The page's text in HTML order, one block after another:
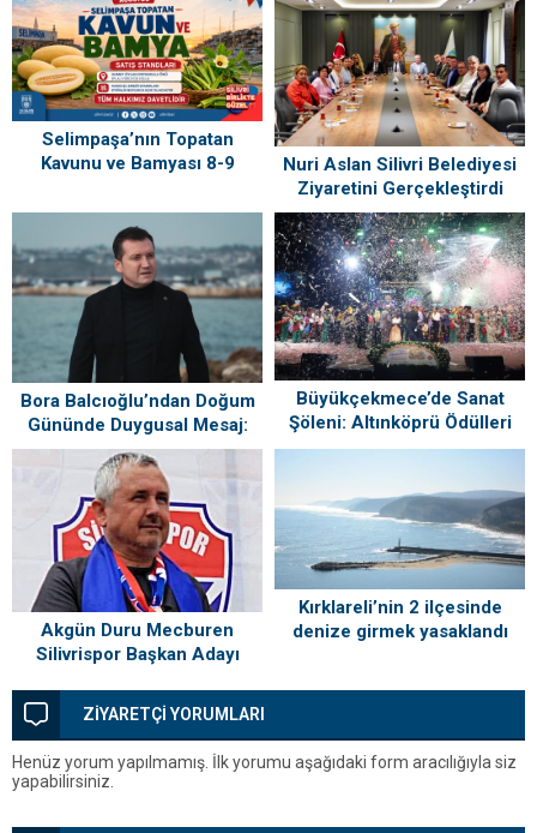
Selimpaşa’nın Topatan
Kavunu ve Bamyası 8-9
Buluşuyor
Nuri Aslan Silivri Belediyesi
Ziyaretini Gerçekleştirdi
Bora Balcıoğlu’ndan Doğum
Gününde Duygusal Mesaj:
“Silivri’mi Çok Özlüyorum”
Büyükçekmece’de Sanat
Şöleni: Altınköprü Ödülleri
Sahiplerini Buldu!
Akgün Duru Mecburen
Silivrispor Başkan Adayı
Kırklareli’nin 2 ilçesinde
denize girmek yasaklandı
ZİYARETÇİ YORUMLARI
Henüz yorum yapılmamış. İlk yorumu aşağıdaki form aracılığıyla siz
yapabilirsiniz.